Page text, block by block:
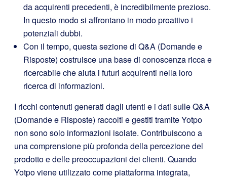
da acquirenti precedenti, è incredibilmente prezioso.
In questo modo si affrontano in modo proattivo i
potenziali dubbi.
Con il tempo, questa sezione di Q&A (Domande e
Risposte) costruisce una base di conoscenza ricca e
ricercabile che aiuta i futuri acquirenti nella loro
ricerca di informazioni.
I ricchi contenuti generati dagli utenti e i dati sulle Q&A
(Domande e Risposte) raccolti e gestiti tramite Yotpo
non sono solo informazioni isolate. Contribuiscono a
una comprensione più profonda della percezione del
prodotto e delle preoccupazioni dei clienti. Quando
Yotpo viene utilizzato come piattaforma integrata,